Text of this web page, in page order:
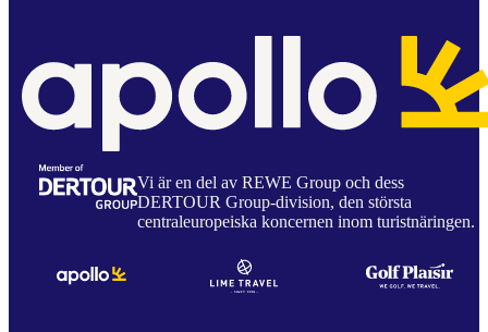
Vi är en del av REWE Group och dess
DERTOUR Group-division, den största
centraleuropeiska koncernen inom turistnäringen.